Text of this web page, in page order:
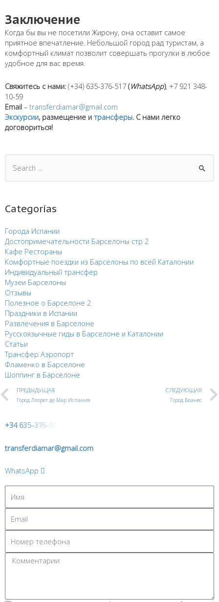
Заключение
Когда бы вы не посетили Жирону, она оставит самое
приятное впечатление. Небольшой город рад туристам, а
комфортный климат позволит совершать прогулки в любое
удобное для вас время.
Свяжитесь с нами: (+34) 635-376-517 (WhatsApp), +7 921 348-
10-59
Email – transferdiamar@gmail.com
Экскурсии, размещение и трансферы. С нами легко
договориться!
Categorías
Города Испании
Достопримечательности Барселоны стр 2
Кафе Рестораны
Комфортные поездки из Барселоны по всей Каталонии
Индивидуальный трансфер
Музеи Барселоны
Отзывы
Полезное о Барселоне 2
Праздники в Испании
Развлечения в Барселоне
Русскоязычные гиды в Барселоне и Каталонии
Статьи
Трансфер Аэропорт
Фламенко в Барселоне
Шоппинг в Барселоне
ПРЕДЫДУЩАЯ
Город Ллорет де Мар Испания
СЛЕДУЮЩАЯ
Город Бланес
+34 635–376–5
transferdiamar@gmail.com
WhatsApp